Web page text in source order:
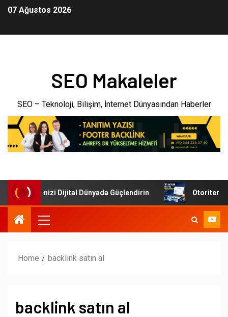
07 Ağustos 2026
SEO Makaleler
SEO – Teknoloji, Bilişim, İnternet Dünyasından Haberler
İşletmenizi Dijital Dünyada Güçlendirin Otoriter
Home backlink satın al
backlink satın al